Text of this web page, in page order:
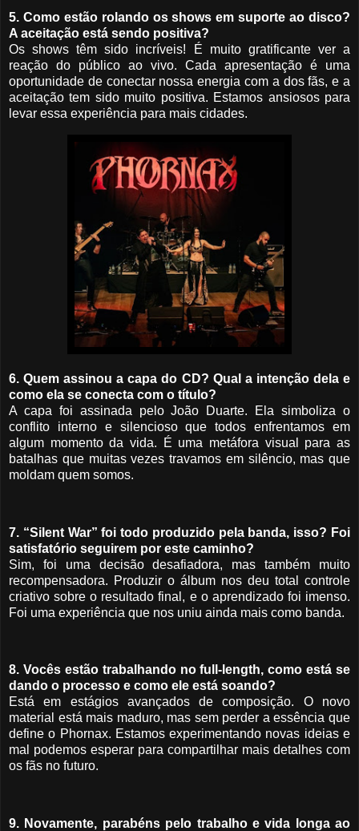
5. Como estão rolando os shows em suporte ao disco?
A aceitação está sendo positiva?
Os shows têm sido incríveis! É muito gratificante ver a
reação do público ao vivo. Cada apresentação é uma
oportunidade de conectar nossa energia com a dos fãs, e a
aceitação tem sido muito positiva. Estamos ansiosos para
levar essa experiência para mais cidades.
6. Quem assinou a capa do CD? Qual a intenção dela e
como ela se conecta com o título?
A capa foi assinada pelo João Duarte. Ela simboliza o
conflito interno e silencioso que todos enfrentamos em
algum momento da vida. É uma metáfora visual para as
batalhas que muitas vezes travamos em silêncio, mas que
moldam quem somos.
7. “Silent War” foi todo produzido pela banda, isso? Foi
satisfatório seguirem por este caminho?
Sim, foi uma decisão desafiadora, mas também muito
recompensadora. Produzir o álbum nos deu total controle
criativo sobre o resultado final, e o aprendizado foi imenso.
Foi uma experiência que nos uniu ainda mais como banda.
8. Vocês estão trabalhando no full-length, como está se
dando o processo e como ele está soando?
Está em estágios avançados de composição. O novo
material está mais maduro, mas sem perder a essência que
define o Phornax. Estamos experimentando novas ideias e
mal podemos esperar para compartilhar mais detalhes com
os fãs no futuro.
9. Novamente, parabéns pelo trabalho e vida longa ao